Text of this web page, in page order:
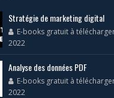
Stratégie de marketing digital
E-books gratuit à
2022
Analyse des données PDF
E-books gratuit à
2022